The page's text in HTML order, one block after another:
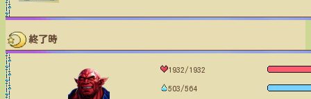
終了時
1932/1932
503/564